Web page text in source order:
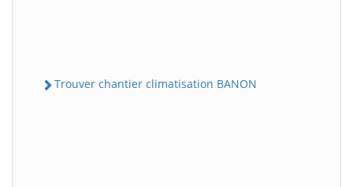
Trouver chantier climatisation BANON